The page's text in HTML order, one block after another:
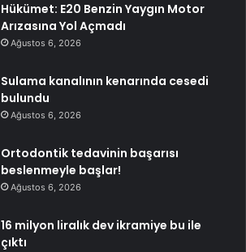
Hükümet: E20 Benzin Yaygın Motor
Arızasına Yol Açmadı
Ağustos 6, 2026
Sulama kanalının kenarında cesedi
bulundu
Ağustos 6, 2026
Ortodontik tedavinin başarısı
beslenmeyle başlar!
Ağustos 6, 2026
16 milyon liralık dev ikramiye bu ile
çıktı